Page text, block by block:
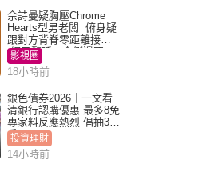
佘詩曼疑胸壓Chrome
Hearts型男老闆 俯身疑
跟對方背脊零距離接觸
網民驚呼：企側邊唔
得？
影視圈
18小時前
銀色債券2026｜一文看
清銀行認購優惠 最多8免
專家料反應熱烈 倡抽30
手
投資理財
14小時前